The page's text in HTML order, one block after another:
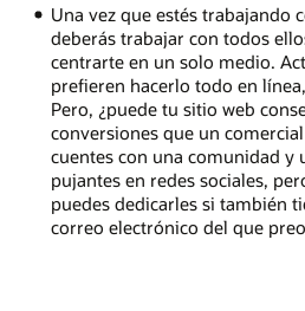
Una vez que estés trabajando
deberás trabajar con todos
centrarte en un solo medio.
prefieren hacerlo todo en
Pero, ¿puede tu sitio web
conversiones que un
cuentes con una comunidad y
pujantes en redes sociales,
puedes dedicarles si también
correo electrónico del que